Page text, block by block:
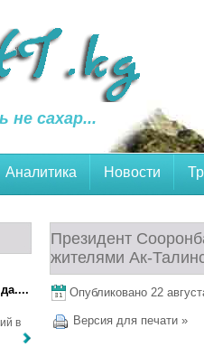
не сахар...
Аналитика Новости
Президент
жителями Ак-
Опубликовано 22
Версия для печати »
.
в